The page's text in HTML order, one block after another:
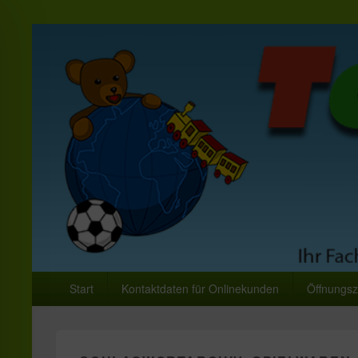
Toys World
Start Kontaktdaten für Onlinekunden